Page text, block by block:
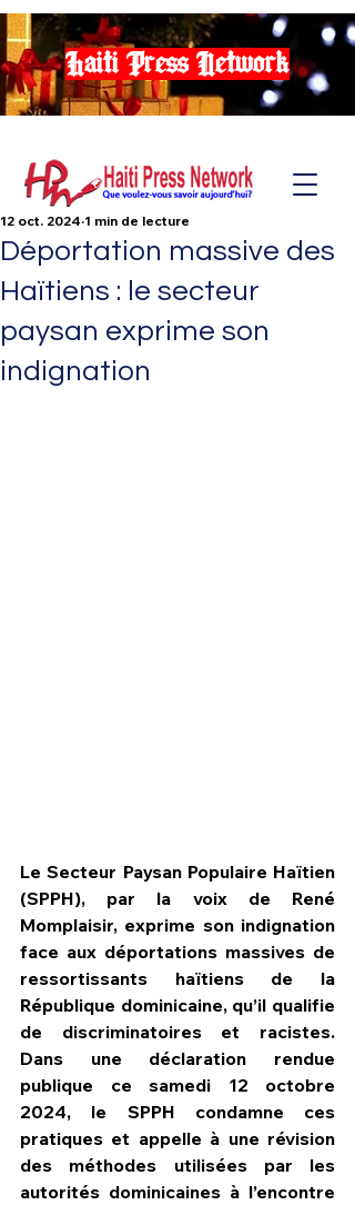
Haiti Press Network
Déportation massive des
Haïtiens : le secteur
paysan exprime son
indignation
12 oct. 2024 1 min de lecture
Le Secteur Paysan Populaire Haïtien
(SPPH), par la voix de René
Momplaisir, exprime son indignation
face aux déportations massives de
ressortissants haïtiens de la
République dominicaine, qu’il qualifie
de discriminatoires et racistes.
Dans une déclaration rendue
publique ce samedi 12 octobre
2024, le SPPH condamne ces
pratiques et appelle à une révision
des méthodes utilisées par les
autorités dominicaines à l’encontre